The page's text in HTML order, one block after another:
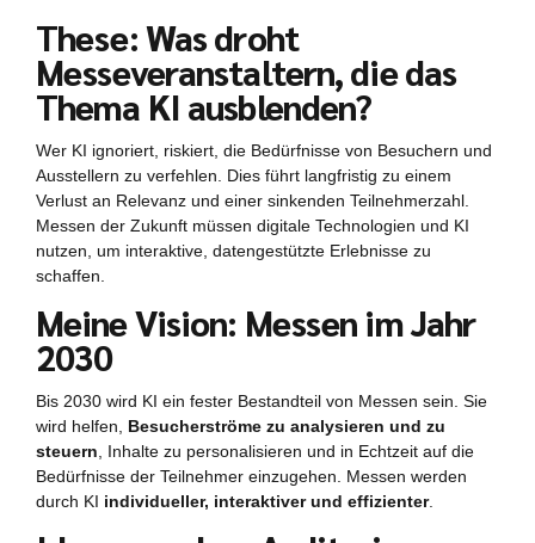
These: Was droht
Messeveranstaltern, die das
Thema KI ausblenden?
Wer KI ignoriert, riskiert, die Bedürfnisse von Besuchern und
Ausstellern zu verfehlen. Dies führt langfristig zu einem
Verlust an Relevanz und einer sinkenden Teilnehmerzahl.
Messen der Zukunft müssen digitale Technologien und KI
nutzen, um interaktive, datengestützte Erlebnisse zu
schaffen.
Meine Vision: Messen im Jahr
2030
Bis 2030 wird KI ein fester Bestandteil von Messen sein. Sie
wird helfen, Besucherströme zu analysieren und zu
steuern , Inhalte zu personalisieren und in Echtzeit auf die
Bedürfnisse der Teilnehmer einzugehen. Messen werden
durch KI individueller, interaktiver und effizienter.